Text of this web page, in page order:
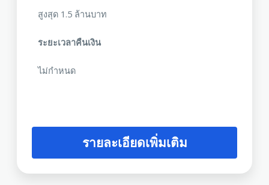
สูงสุด 1.5 ล้านบาท
ระยะเวลาคืนเงิน
ไม่กำหนด
รายละเอียดเพิ่มเติม